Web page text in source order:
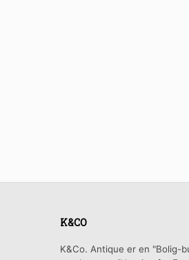
K&CO
K&Co. Antique er en "Bolig-